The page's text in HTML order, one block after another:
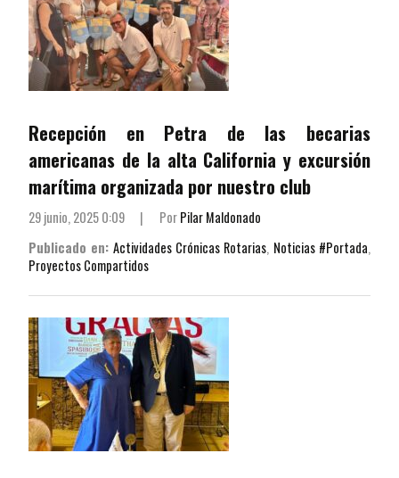
Recepción en Petra de las becarias
americanas de la alta California y excursión
marítima organizada por nuestro club
29 junio, 2025 0:09 | PorPilar Maldonado
Publicado en: Actividades Crónicas Rotarias, Noticias #Portada,
Proyectos Compartidos